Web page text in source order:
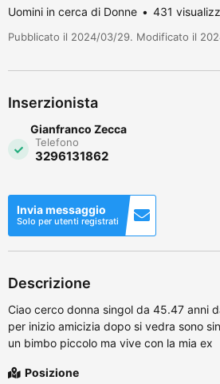
Uomini in cerca di Donne 431
Pubblicato il 2024/03/29. Modificato il
Inserzionista
Gianfranco Zecca
Telefono
3296131862
Invia messaggio
Solo per utenti registrati
Descrizione
Ciao cerco donna singol da 45.47 anni
per inizio amicizia dopo si vedra sono
un bimbo piccolo ma vive con la mia ex
Posizione